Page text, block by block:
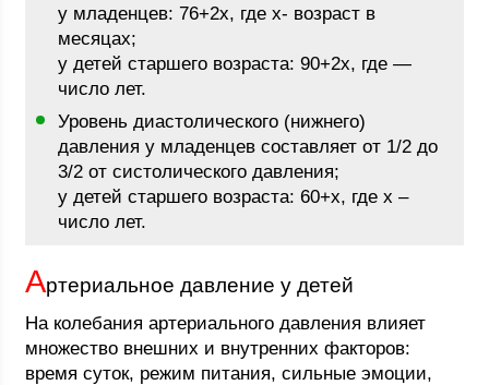
у младенцев: 76+2x, где x- возраст в
месяцах;
у детей старшего возраста: 90+2x, где —
число лет.
Уровень диастолического (нижнего)
давления у младенцев составляет от 1/2 до
3/2 от систолического давления;
у детей старшего возраста: 60+x, где x –
число лет.
Артериальное давление у детей
На колебания артериального давления влияет
множество внешних и внутренних факторов:
время суток, режим питания, сильные эмоции,